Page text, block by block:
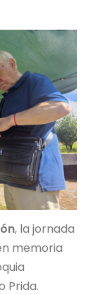
, la jornada
memoria
Prida.